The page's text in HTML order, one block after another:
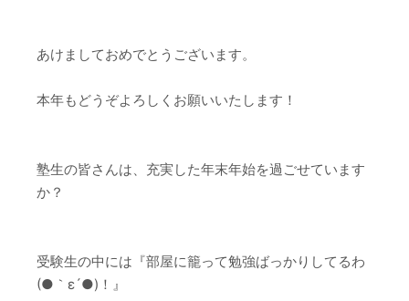
あけましておめでとうございます。
本年もどうぞよろしくお願いいたします！
塾生の皆さんは、充実した年末年始を過ごせています
か？
受験生の中には『部屋に籠って勉強ばっかりしてるわ
(●｀ε´●)！』